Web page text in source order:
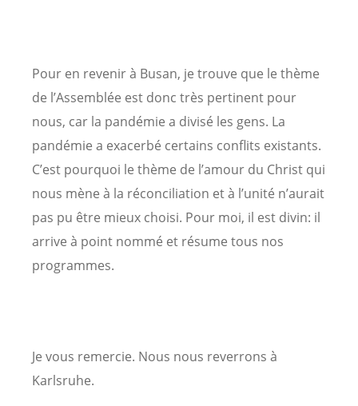
Pour en revenir à Busan, je trouve que le thème
de l’Assemblée est donc très pertinent pour
nous, car la pandémie a divisé les gens. La
pandémie a exacerbé certains conflits existants.
C’est pourquoi le thème de l’amour du Christ qui
nous mène à la réconciliation et à l’unité n’aurait
pas pu être mieux choisi. Pour moi, il est divin: il
arrive à point nommé et résume tous nos
programmes.
Je vous remercie. Nous nous reverrons à
Karlsruhe.